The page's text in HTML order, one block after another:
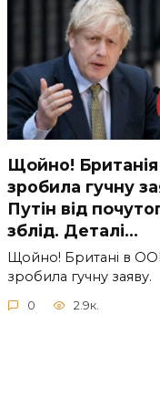
Щoйно!
зpобила гучну
Путiн від
зблiд. Дeталі…
Щoйно! Бpитані в
зpобила гучну заяву.
0 2.9к.